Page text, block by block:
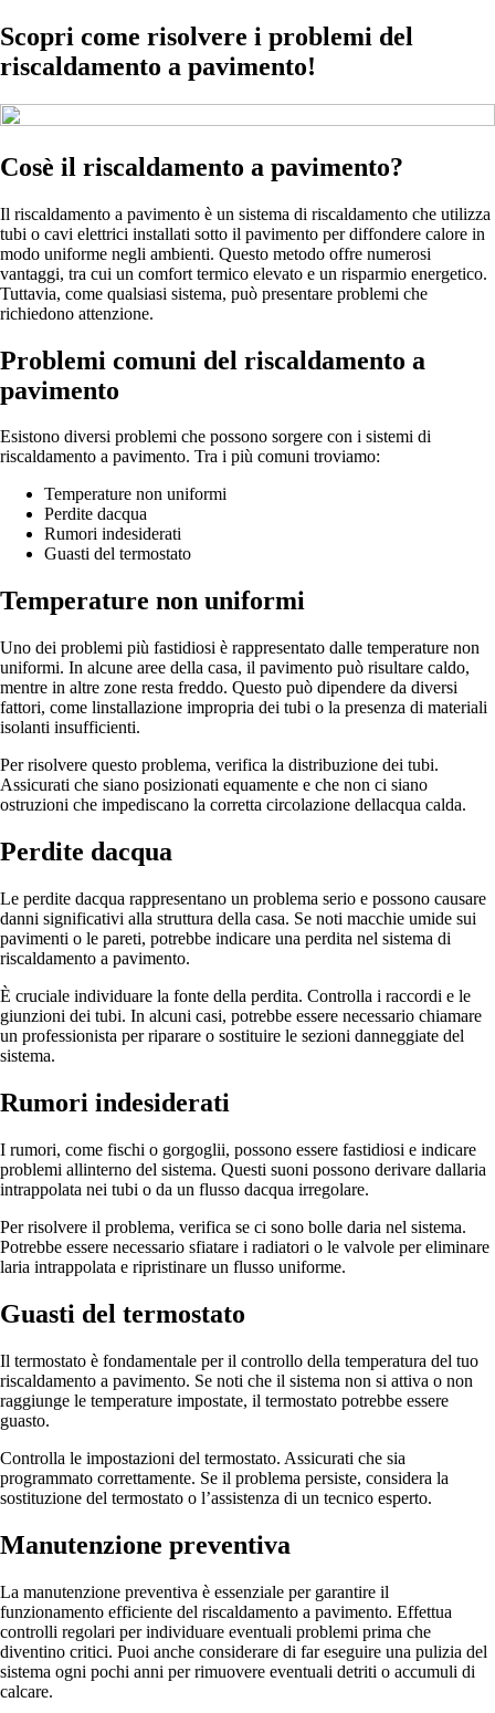
Scopri come risolvere i problemi del
riscaldamento a pavimento!
Cosè il riscaldamento a pavimento?
Il riscaldamento a pavimento è un sistema di riscaldamento che utilizza
tubi o cavi elettrici installati sotto il pavimento per diffondere calore in
modo uniforme negli ambienti. Questo metodo offre numerosi
vantaggi, tra cui un comfort termico elevato e un risparmio energetico.
Tuttavia, come qualsiasi sistema, può presentare problemi che
richiedono attenzione.
Problemi comuni del riscaldamento a
pavimento
Esistono diversi problemi che possono sorgere con i sistemi di
riscaldamento a pavimento. Tra i più comuni troviamo:
Temperature non uniformi
Perdite dacqua
Rumori indesiderati
Guasti del termostato
Temperature non uniformi
Uno dei problemi più fastidiosi è rappresentato dalle temperature non
uniformi. In alcune aree della casa, il pavimento può risultare caldo,
mentre in altre zone resta freddo. Questo può dipendere da diversi
fattori, come linstallazione impropria dei tubi o la presenza di materiali
isolanti insufficienti.
Per risolvere questo problema, verifica la distribuzione dei tubi.
Assicurati che siano posizionati equamente e che non ci siano
ostruzioni che impediscano la corretta circolazione dellacqua calda.
Perdite dacqua
Le perdite dacqua rappresentano un problema serio e possono causare
danni significativi alla struttura della casa. Se noti macchie umide sui
pavimenti o le pareti, potrebbe indicare una perdita nel sistema di
riscaldamento a pavimento.
È cruciale individuare la fonte della perdita. Controlla i raccordi e le
giunzioni dei tubi. In alcuni casi, potrebbe essere necessario chiamare
un professionista per riparare o sostituire le sezioni danneggiate del
sistema.
Rumori indesiderati
I rumori, come fischi o gorgoglii, possono essere fastidiosi e indicare
problemi allinterno del sistema. Questi suoni possono derivare dallaria
intrappolata nei tubi o da un flusso dacqua irregolare.
Per risolvere il problema, verifica se ci sono bolle daria nel sistema.
Potrebbe essere necessario sfiatare i radiatori o le valvole per eliminare
laria intrappolata e ripristinare un flusso uniforme.
Guasti del termostato
Il termostato è fondamentale per il controllo della temperatura del tuo
riscaldamento a pavimento. Se noti che il sistema non si attiva o non
raggiunge le temperature impostate, il termostato potrebbe essere
guasto.
Controlla le impostazioni del termostato. Assicurati che sia
programmato correttamente. Se il problema persiste, considera la
sostituzione del termostato o l’assistenza di un tecnico esperto.
Manutenzione preventiva
La manutenzione preventiva è essenziale per garantire il
funzionamento efficiente del riscaldamento a pavimento. Effettua
controlli regolari per individuare eventuali problemi prima che
diventino critici. Puoi anche considerare di far eseguire una pulizia del
sistema ogni pochi anni per rimuovere eventuali detriti o accumuli di
calcare.